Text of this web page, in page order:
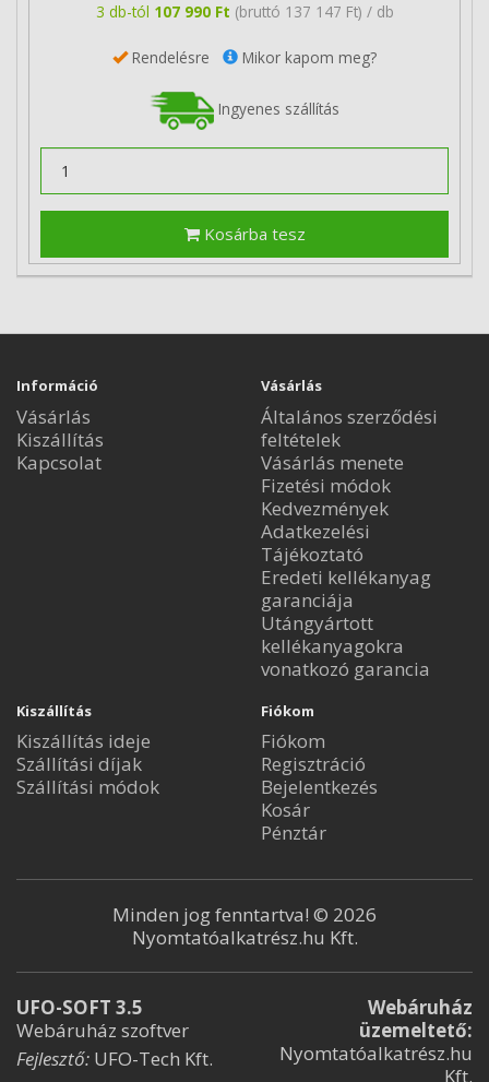
3 db-tól 107 990 Ft (bruttó 137 147 Ft) / db
Rendelésre Mikor kapom meg?
Ingyenes szállítás
Kosárba tesz
Információ
Vásárlás
Kiszállítás
Kapcsolat
Vásárlás
Általános szerződési
feltételek
Vásárlás menete
Fizetési módok
Kedvezmények
Adatkezelési
Tájékoztató
Eredeti kellékanyag
garanciája
Utángyártott
kellékanyagokra
vonatkozó garancia
Kiszállítás
Kiszállítás ideje
Szállítási díjak
Szállítási módok
Fiókom
Fiókom
Regisztráció
Bejelentkezés
Kosár
Pénztár
Minden jog fenntartva! © 2026
Nyomtatóalkatrész.hu Kft.
UFO-SOFT 3.5
Webáruház szoftver
Fejlesztő: UFO-Tech Kft.
Webáruház
üzemeltető:
Nyomtatóalkatrész.hu
Kft.